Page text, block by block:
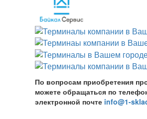
По вопросам приобретения
можете обращаться по
электронной почте info@1-